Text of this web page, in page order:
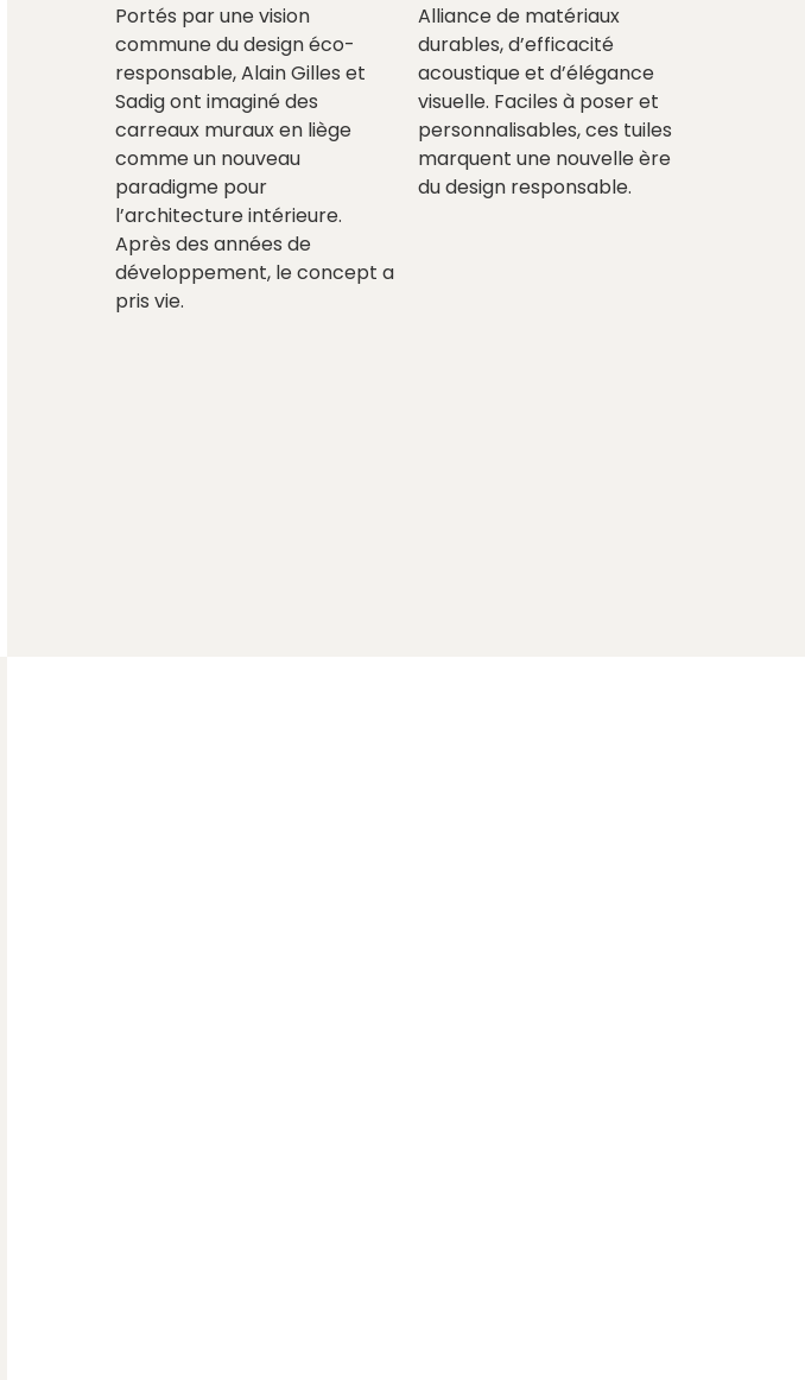
Portés par une vision
commune du design éco-
responsable, Alain Gilles et
Sadig ont imaginé des
carreaux muraux en liège
comme un nouveau
paradigme pour
l’architecture intérieure.
Après des années de
développement, le concept a
pris vie.
Alliance de matériaux
durables, d’efficacité
acoustique et d’élégance
visuelle. Faciles à poser et
personnalisables, ces tuiles
marquent une nouvelle ère
du design responsable.